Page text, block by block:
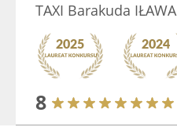
TAXI Barakuda IŁAWA
8